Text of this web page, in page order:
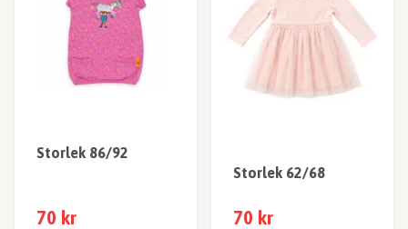
Storlek 86/92
70 kr
Storlek 62/68
70 kr